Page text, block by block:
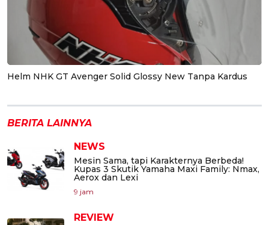
Helm NHK GT Avenger Solid Glossy New Tanpa Kardus
BERITA LAINNYA
NEWS
Mesin Sama, tapi Karakternya Berbeda!
Kupas 3 Skutik Yamaha Maxi Family: Nmax,
Aerox dan Lexi
9 jam
REVIEW